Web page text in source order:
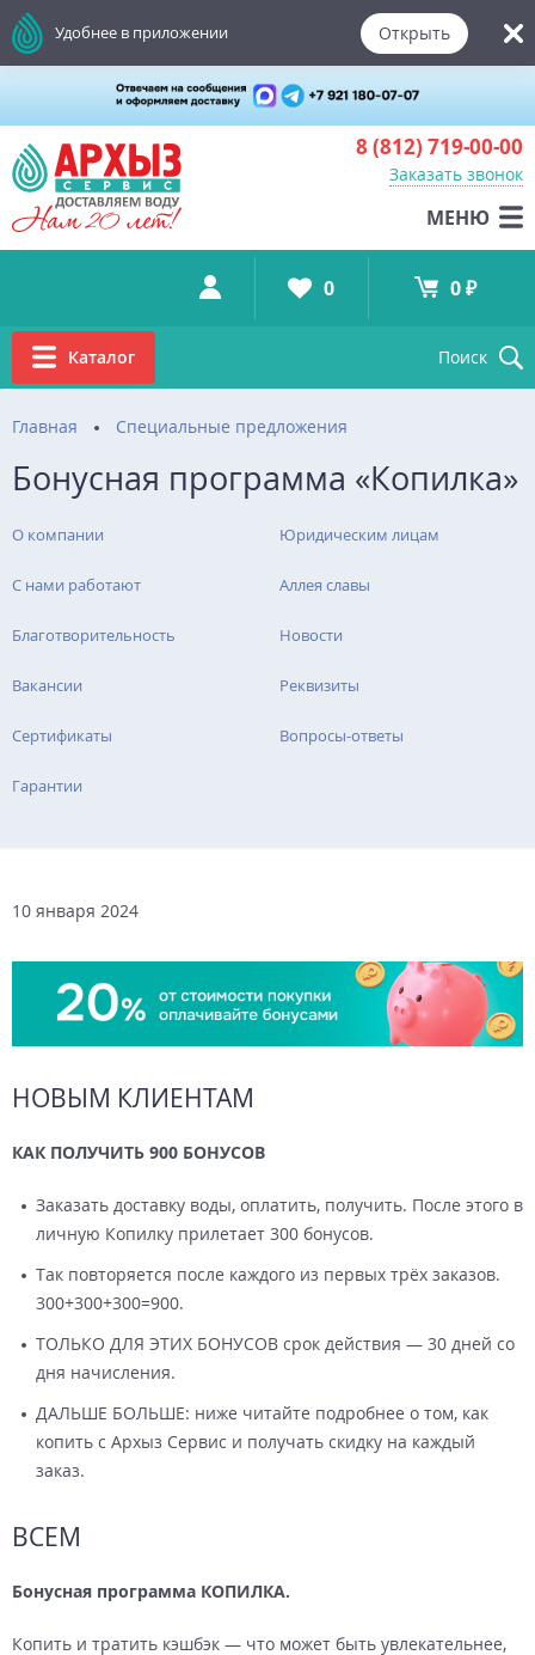
8 (812) 719-00-00
Заказать звонок
МЕНЮ
Удобнее в приложении Открыть
Каталог Поиск
0 0 ₽
Главная Специальные предложения
Бонусная программа «Копилка»
10 января 2024
НОВЫМ КЛИЕНТАМ
КАК ПОЛУЧИТЬ 900 БОНУСОВ
Заказать доставку воды, оплатить, получить. После этого в
личную Копилку прилетает 300 бонусов.
Так повторяется после каждого из первых трёх заказов.
300+300+300=900.
ТОЛЬКО ДЛЯ ЭТИХ БОНУСОВ срок действия — 30 дней со
дня начисления.
ДАЛЬШЕ БОЛЬШЕ: ниже читайте подробнее о том, как
копить с Архыз Сервис и получать скидку на каждый
заказ.
ВСЕМ
Бонусная программа КОПИЛКА.
Копить и тратить кэшбэк — что может быть увлекательнее,
О компании Юридическим лицам
С нами работают Аллея славы
Благотворительность Новости
Вакансии Реквизиты
Сертификаты Вопросы-ответы
Гарантии